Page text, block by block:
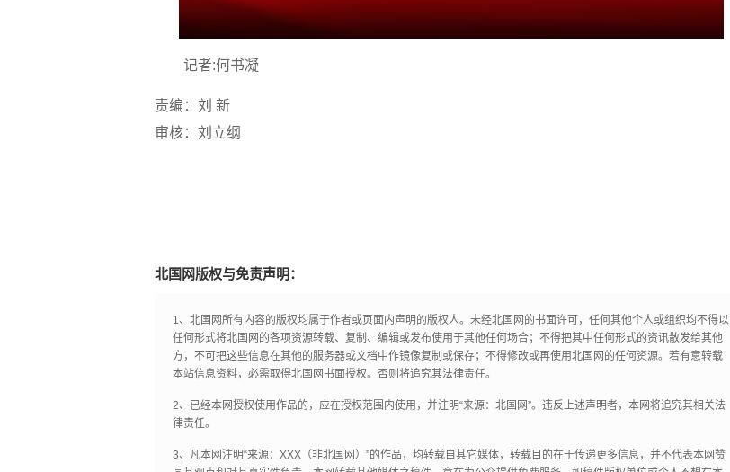
记者:何书凝
责编：刘 新
审核：刘立纲
北国网版权与免责声明：
1、北国网所有内容的版权均属于作者或页面内声明的版权人。未经北国网的书面许可，任何其他个人或组织均不得以
任何形式将北国网的各项资源转载、复制、编辑或发布使用于其他任何场合；不得把其中任何形式的资讯散发给其他
方，不可把这些信息在其他的服务器或文档中作镜像复制或保存；不得修改或再使用北国网的任何资源。若有意转载
本站信息资料，必需取得北国网书面授权。否则将追究其法律责任。
2、已经本网授权使用作品的，应在授权范围内使用，并注明“来源：北国网”。违反上述声明者，本网将追究其相关法
律责任。
3、凡本网注明“来源：XXX（非北国网）”的作品，均转载自其它媒体，转载目的在于传递更多信息，并不代表本网赞